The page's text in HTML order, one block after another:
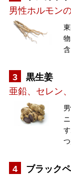
男性ホルモン
3
黒生姜
亜鉛、セレン
4
ブラック